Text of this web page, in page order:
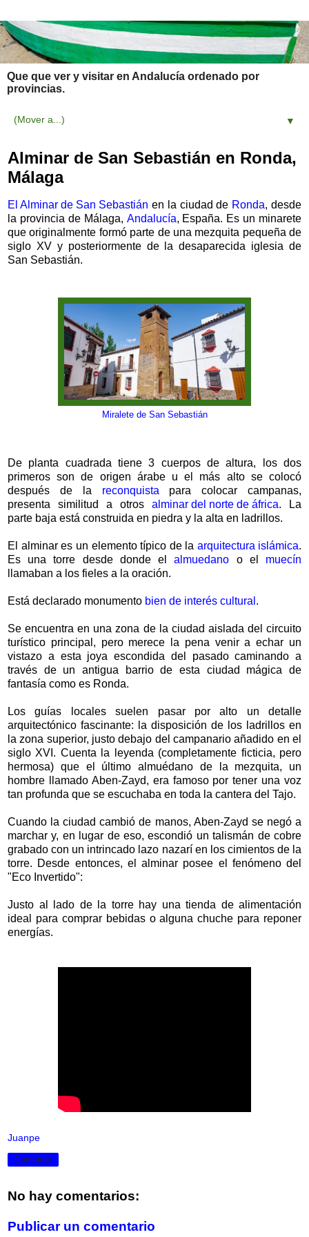
Que que ver y visitar en Andalucía ordenado por
provincias.
▼
Alminar de San Sebastián en Ronda,
Málaga
El Alminar de San Sebastián en la ciudad de Ronda, desde
la provincia de Málaga, Andalucía, España. Es un minarete
que originalmente formó parte de una mezquita pequeña de
siglo XV y posteriormente de la desaparecida iglesia de
San Sebastián.
Miralete de San Sebastián
De planta cuadrada tiene 3 cuerpos de altura, los dos
primeros son de origen árabe u el más alto se colocó
después de la reconquista para colocar campanas,
presenta similitud a otros alminar del norte de áfrica. La
parte baja está construida en piedra y la alta en ladrillos.
El alminar es un elemento típico de la arquitectura islámica.
Es una torre desde donde elalmuedano o el muecín
llamaban a los fieles a la oración.
Está declarado monumento bien de interés cultural .
Se encuentra en una zona de la ciudad aislada del circuito
turístico principal, pero merece la pena venir a echar un
vistazo a esta joya escondida del pasado caminando a
través de un antigua barrio de esta ciudad mágica de
fantasía como es Ronda.
Los guías locales suelen pasar por alto un detalle
arquitectónico fascinante: la disposición de los ladrillos en
la zona superior, justo debajo del campanario añadido en el
siglo XVI. Cuenta la leyenda (completamente ficticia, pero
hermosa) que el último almuédano de la mezquita, un
hombre llamado Aben-Zayd, era famoso por tener una voz
tan profunda que se escuchaba en toda la cantera del Tajo.
Cuando la ciudad cambió de manos, Aben-Zayd se negó a
marchar y, en lugar de eso, escondió un talismán de cobre
grabado con un intrincado lazo nazarí en los cimientos de la
torre. Desde entonces, el alminar posee el fenómeno del
"Eco Invertido":
Justo al lado de la torre hay una tienda de alimentación
ideal para comprar bebidas o alguna chuche para reponer
energías.
Juanpe
Compartir
No hay comentarios:
Publicar un comentario